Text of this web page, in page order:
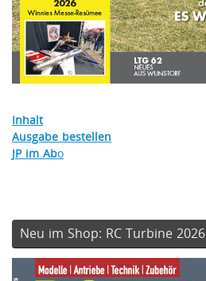
Inhalt
Ausgabe bestellen
JP im Abo
Neu im Shop: RC Turbine 2026